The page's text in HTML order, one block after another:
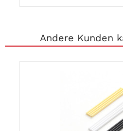
Andere Kunden